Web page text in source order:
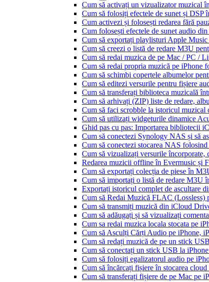
Cum să activați un vizualizator muzical
Cum să folosiți efectele de sunet și DSP
Cum activezi și folosești redarea fără
Cum folosești efectele de sunet audio
Cum să exportați playlisturi Apple
Cum să creezi o listă de redare M3U
Cum să redai muzica de pe Mac / PC /
Cum să redai propria muzică pe iPhone
Cum să schimbi copertele albumelor
Cum să editezi versurile pentru fișiere
Cum să transferați biblioteca muzicală
Cum să arhivați (ZIP) liste de redare,
Cum să faci scrobble la istoricul
Cum să utilizați widgeturile dinamice
Ghid pas cu pas: Importarea bibliotecii
Cum să conectezi Synology NAS și să
Cum să conectezi stocarea NAS
Cum să vizualizați versurile
Redarea muzicii offline în Evermusic și
Cum să exportați colecția de piese în
Cum să importați o listă de redare M3U
Exportați istoricul complet de ascultare
Cum să Redai Muzică FLAC (Lossless)
Cum să transmiți muzică din iCloud
Cum să adăugați și să vizualizați
Cum sa redai muzica locala stocata pe
Cum să Asculți Cărți Audio pe iPhone,
Cum să redați muzică de pe un stick
Cum să conectați un stick USB la
Cum să folosiți egalizatorul audio pe
Cum să încărcați fișiere în stocarea
Cum să transferați fișiere de pe Mac pe